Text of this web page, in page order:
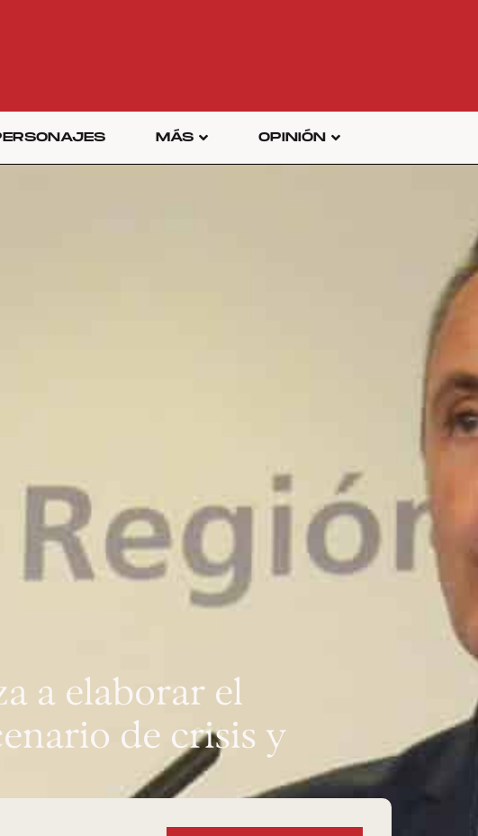
MÁS OPINIÓN
a elaborar el
de crisis y